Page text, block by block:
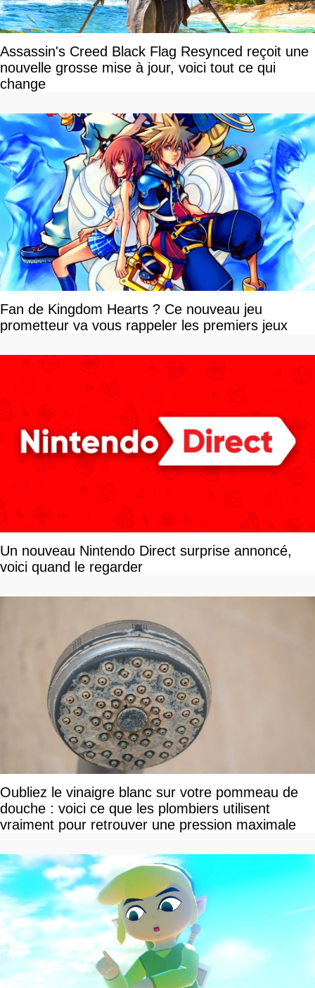
Assassin's Creed Black Flag Resynced reçoit une
nouvelle grosse mise à jour, voici tout ce qui
change
Fan de Kingdom Hearts ? Ce nouveau jeu
prometteur va vous rappeler les premiers jeux
Un nouveau Nintendo Direct surprise annoncé,
voici quand le regarder
Oubliez le vinaigre blanc sur votre pommeau de
douche : voici ce que les plombiers utilisent
vraiment pour retrouver une pression maximale